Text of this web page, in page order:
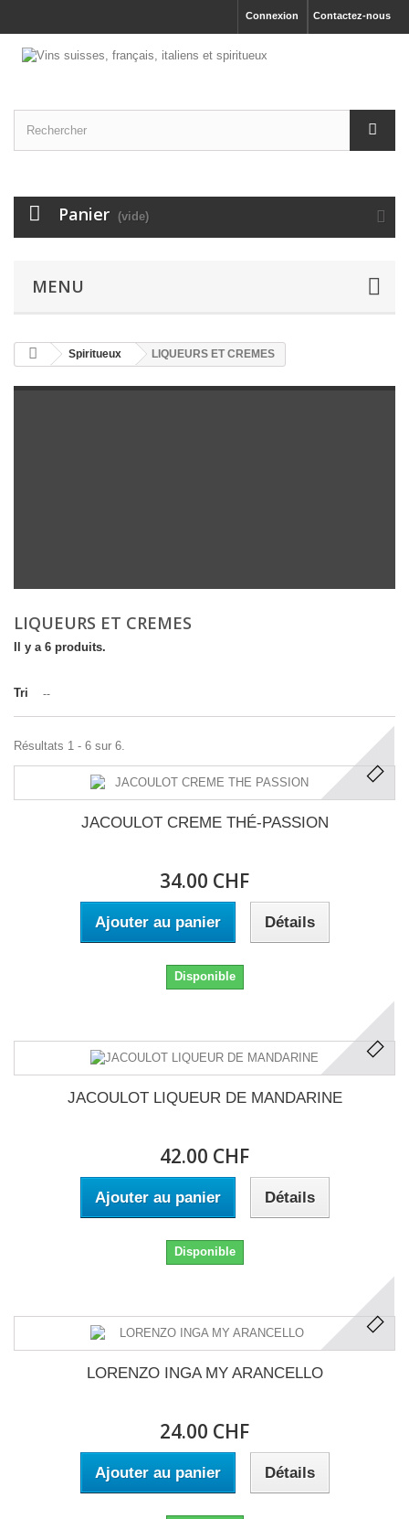
Contactez-nous
Connexion
Panier (vide)
MENU
Spiritueux LIQUEURS ET CREMES
LIQUEURS ET CREMES
Il y a 6 produits.
Tri --
Résultats 1 - 6 sur 6.
JACOULOT CREME THÉ-PASSION
34.00 CHF
Ajouter au panier Détails
Disponible
JACOULOT LIQUEUR DE MANDARINE
42.00 CHF
Ajouter au panier Détails
Disponible
LORENZO INGA MY ARANCELLO
24.00 CHF
Ajouter au panier Détails